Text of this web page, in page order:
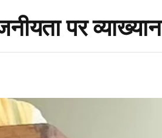
पर व्याख्यान